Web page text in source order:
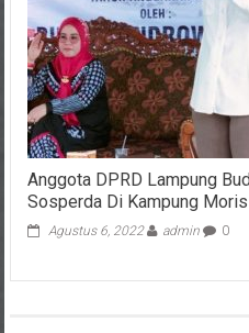
Anggota DPRD Lampung
Sosperda Di Kampung
Agustus 6, 2022 admin 0